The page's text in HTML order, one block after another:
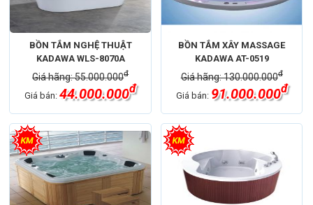
BỒN TẮM NGHỆ THUẬT
KADAWA WLS-8070A
Giá hãng: 55.000.000đ
Giá bán:44.000.000đ
BỒN TẮM XÂY MASSAGE
KADAWA AT-0519
Giá hãng: 130.000.000đ
Giá bán: 91.000.000đ